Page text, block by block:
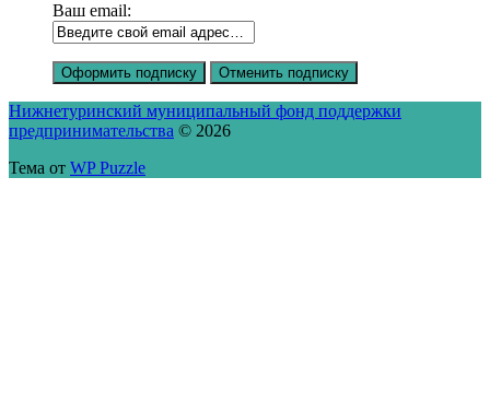
Ваш email:
Нижнетуринский муниципальный фонд поддержки
предпринимательства © 2026
Тема от WP Puzzle